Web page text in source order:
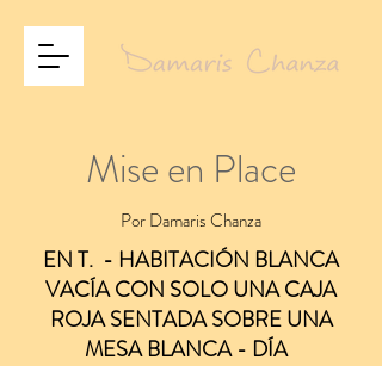
Mise en Place
Por Damaris Chanza
EN T. - HABITACIÓN BLANCA
VACÍA CON SOLO UNA CAJA
ROJA SENTADA SOBRE UNA
MESA BLANCA - DÍA